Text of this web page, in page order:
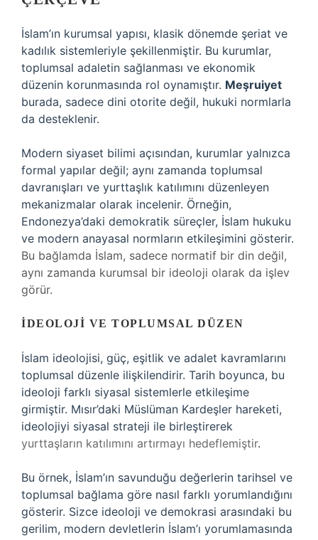
İslam’ın kurumsal yapısı, klasik dönemde şeriat ve
kadılık sistemleriyle şekillenmiştir. Bu kurumlar,
toplumsal adaletin sağlanması ve ekonomik
düzenin korunmasında rol oynamıştır. Meşruiyet
burada, sadece dini otorite değil, hukuki normlarla
da desteklenir.
Modern siyaset bilimi açısından, kurumlar yalnızca
formal yapılar değil; aynı zamanda toplumsal
davranışları ve yurttaşlık katılımını düzenleyen
mekanizmalar olarak incelenir. Örneğin,
Endonezya’daki demokratik süreçler, İslam hukuku
ve modern anayasal normların etkileşimini gösterir.
Bu bağlamda İslam, sadece normatif bir din değil,
aynı zamanda kurumsal bir ideoloji olarak da işlev
görür.
İDEOLOJI VE TOPLUMSAL DÜZEN
İslam ideolojisi, güç, eşitlik ve adalet kavramlarını
toplumsal düzenle ilişkilendirir. Tarih boyunca, bu
ideoloji farklı siyasal sistemlerle etkileşime
girmiştir. Mısır’daki Müslüman Kardeşler hareketi,
ideolojiyi siyasal strateji ile birleştirerek
yurttaşların katılımını artırmayı hedeflemiştir.
Bu örnek, İslam’ın savunduğu değerlerin tarihsel ve
toplumsal bağlama göre nasıl farklı yorumlandığını
gösterir. Sizce ideoloji ve demokrasi arasındaki bu
gerilim, modern devletlerin İslam’ı yorumlamasında